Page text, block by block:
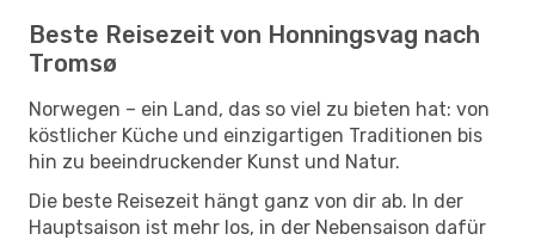
Beste Reisezeit von Honningsvag nach
Tromsø
Norwegen – ein Land, das so viel zu bieten hat: von
köstlicher Küche und einzigartigen Traditionen bis
hin zu beeindruckender Kunst und Natur.
Die beste Reisezeit hängt ganz von dir ab. In der
Hauptsaison ist mehr los, in der Nebensaison dafür